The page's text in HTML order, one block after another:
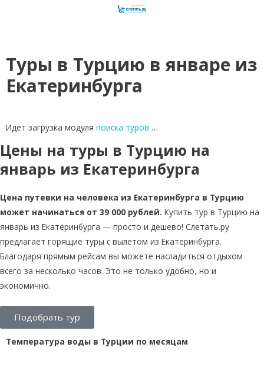
Туры в Турцию в январе из
Екатеринбурга
Идет загрузка модуля поиска туров …
Цены на туры в Турцию на
январь из Екатеринбурга
Цена путевки на человека из Екатеринбурга в Турцию
может начинаться от 39 000 рублей. Купить тур в Турцию на
январь из Екатеринбурга — просто и дешево! Слетать.ру
предлагает горящие туры с вылетом из Екатеринбурга.
Благодаря прямым рейсам вы можете насладиться отдыхом
всего за несколько часов. Это не только удобно, но и
экономично.
Подобрать тур
Температура воды в Турции по месяцам